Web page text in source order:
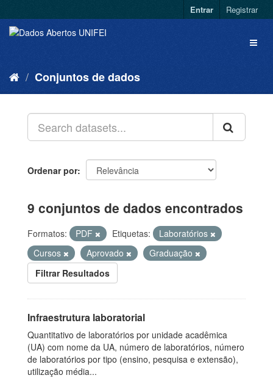
Entrar Registrar
Conjuntos de dados
Ordenar por
9 conjuntos de dados encontrados
Formatos: PDF Etiquetas:
Laboratórios
Cursos
Aprovado
Graduação
Filtrar Resultados
Infraestrutura laboratorial
Quantitativo de laboratórios por unidade acadêmica
(UA) com nome da UA, número de laboratórios, número
de laboratórios por tipo (ensino, pesquisa e extensão),
utilização média...